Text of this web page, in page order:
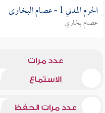
الحرم المدني 1 - عصام البخارى
عصام بخاري
عدد مرات
الاستماع
عدد مرات الحفظ